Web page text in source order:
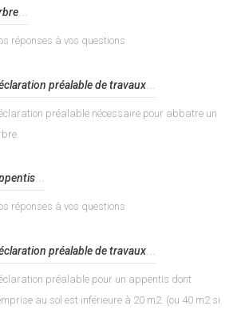
réponses à vos questions
préalable de travaux
préalable nécessaire pour abbatre un
réponses à vos questions
préalable de travaux...
préalable pour un appentis dont
au sol est inférieure à 20 m2. (ou 40 m2 si